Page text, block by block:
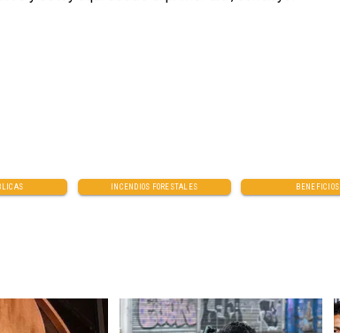
INCENDIOS FORESTALES BENEFICIOS